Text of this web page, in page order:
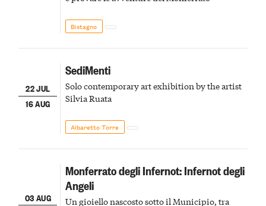
Bistagno
22 JUL
16 AUG
SediMenti
Solo contemporary art exhibition by the artist
Silvia Ruata
Albaretto Torre
03 AUG
Monferrato degli Infernot: Infernot degli
Angeli
Un gioiello nascosto sotto il Municipio, tra